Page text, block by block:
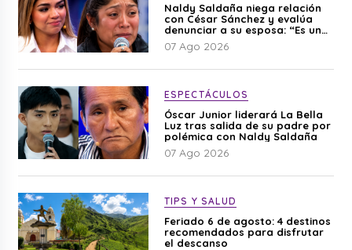
Naldy Saldaña niega relación
con César Sánchez y evalúa
denunciar a su esposa: “Es una
difamación”
07 Ago 2026
ESPECTÁCULOS
Óscar Junior liderará La Bella
Luz tras salida de su padre por
polémica con Naldy Saldaña
07 Ago 2026
TIPS Y SALUD
Feriado 6 de agosto: 4 destinos
recomendados para disfrutar
el descanso